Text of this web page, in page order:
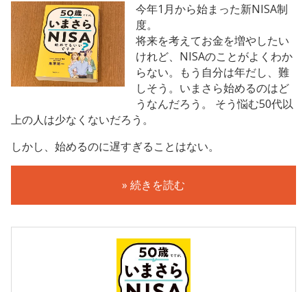
今年1月から始まった新NISA制
度。
将来を考えてお金を増やしたい
けれど、NISAのことがよくわか
らない。もう自分は年だし、難
しそう。いまさら始めるのはど
うなんだろう。 そう悩む50代以
上の人は少なくないだろう。
しかし、始めるのに遅すぎることはない。
» 続きを読む